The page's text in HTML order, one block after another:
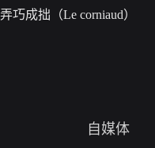
弄巧成拙（Le corniaud）
自媒体